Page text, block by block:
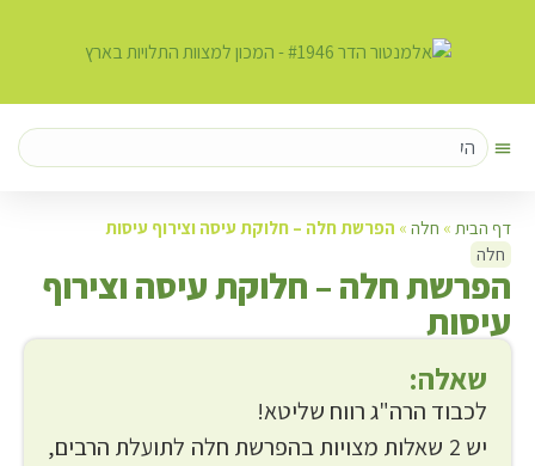
דף הבית » חלה » הפרשת חלה – חלוקת עיסה וצירוף עיסות
חלה
הפרשת חלה – חלוקת עיסה וצירוף
עיסות
שאלה:
לכבוד הרה"ג רווח שליטא!
יש 2 שאלות מצויות בהפרשת חלה לתועלת הרבים,